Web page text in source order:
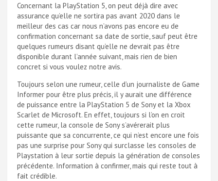
Concernant la PlayStation 5, on peut déjà dire avec
assurance qu’elle ne sortira pas avant 2020 dans le
meilleur des cas car nous n’avons pas encore eu de
confirmation concernant sa date de sortie, sauf peut être
quelques rumeurs disant qu’elle ne devrait pas être
disponible durant l’année suivant, mais rien de bien
concret si vous voulez notre avis.
Toujours selon une rumeur, celle d’un journaliste de Game
Informer pour être plus précis, il y aurait une différence
de puissance entre la PlayStation 5 de Sony et la Xbox
Scarlet de Microsoft. En effet, toujours si l’on en croit
cette rumeur, la console de Sony s’avérerait plus
puissante que sa concurrente, ce qui n’est encore une fois
pas une surprise pour Sony qui surclasse les consoles de
Playstation à leur sortie depuis la génération de consoles
précédente. Information à confirmer, mais qui reste tout à
fait crédible.